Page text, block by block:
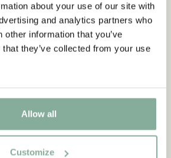
about your use of our site with
and analytics partners who
other information that you’ve
they’ve collected from your use
Allow all
Customize
aus
Nachthemd für Kinder
Pippi Langstrumpf - Gelb
PIPPI LANGSTRUMPF